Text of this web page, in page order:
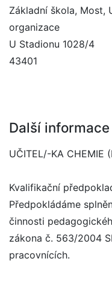
Základní škola, Most,
organizace
U Stadionu 1028/4
43401
Další
UČITEL/-KA CHEMIE
Kvalifikační
Předpokládáme
činnosti
zákona č. 563/2004
pracovnících.